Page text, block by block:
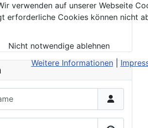
verwenden auf unserer Webseite
erforderliche Cookies können nicht
Nicht notwendige ablehnen
Weitere Informationen|